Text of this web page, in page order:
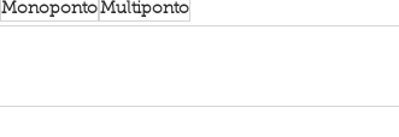
MonopontoMultiponto